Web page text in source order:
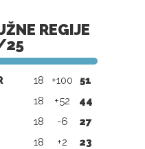
REGIJE
25
18 +100
51
18 +52
44
18 -6
27
18 +2
23